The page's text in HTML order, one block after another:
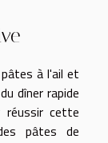
à l'ail et
dîner rapide
réussir cette
pâtes de